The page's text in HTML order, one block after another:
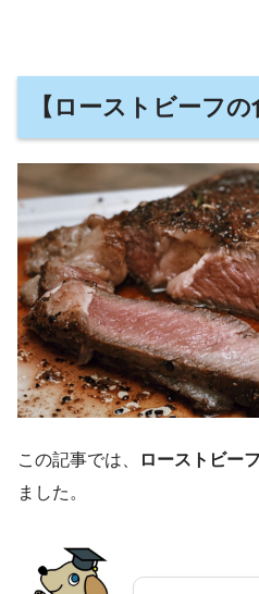
【ローストビーフ
この記事では、 ローストビー
ました。